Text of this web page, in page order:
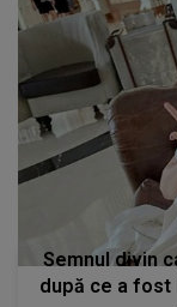
Semnul divin
după ce a fost